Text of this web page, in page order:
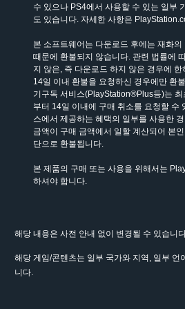
수 있으나 PS4에서 사용할 수 있는 일부
도 있습니다. 자세한 사항은
본 소프트웨어는 다운로드 후에는 재화
때문에 환불되지 않습니다. 관련 법률에
지 않은, 즉 다운로드 하지 않은 경우에
14일 이내 환불을 요청하신 경우에만 환
기구독 서비스(PlayStation®Plus등)는 최
부터 14일 이내에 구매 취소를 요청할 수
스에서 제공하는 혜택의 일부를 사용한
금액이 구매 금액에서 일할 계산되어 본
단으로 환불됩니다.
본 제품의 구매 또는 사용을 위해서는
하셔야 합니다.
해당 내용은 사전 안내 없이 변경될 수 있습니
해당 게임/콘텐츠는 일부 국가와 지역, 일부 언
니다.